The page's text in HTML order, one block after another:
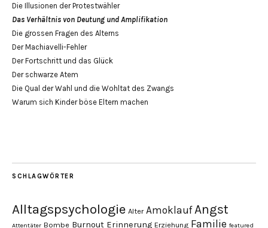
Die Illusionen der Protestwähler
Das Verhältnis von Deutung und Amplifikation
Die grossen Fragen des Alterns
Der Machiavelli-Fehler
Der Fortschritt und das Glück
Der schwarze Atem
Die Qual der Wahl und die Wohltat des Zwangs
Warum sich Kinder böse Eltern machen
SCHLAGWÖRTER
Alltagspsychologie Alter Amoklauf Angst
Attentäter Bombe Burnout Erinnerung Erziehung Familie featured